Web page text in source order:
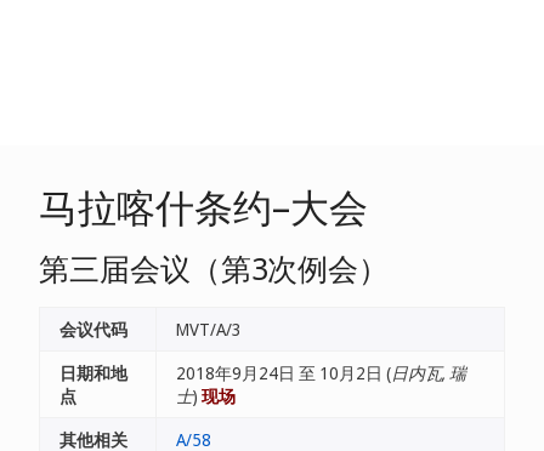
马拉喀什条约–大会
第三届会议（第3次例会）
会议代码
MVT/A/3
日期和地
点
2018年9月24日 至 10月2日 (日内瓦, 瑞
士) 现场
其他相关
A/58